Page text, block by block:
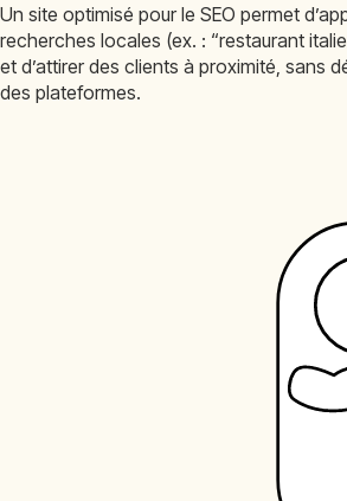
Un site optimisé pour le SEO permet
recherches locales (ex. : “restaurant
et d’attirer des clients à proximité, sans
des plateformes.